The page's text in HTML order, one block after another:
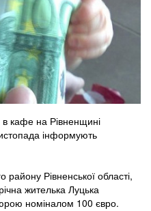
кафе на Рівненщині
інформують
Рівненської області,
жителька Луцька
номіналом 100 євро.